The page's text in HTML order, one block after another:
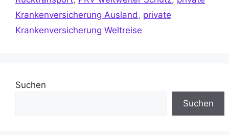
Krankenversicherung Ausland , private
Krankenversicherung Weltreise
Suchen
Suchen